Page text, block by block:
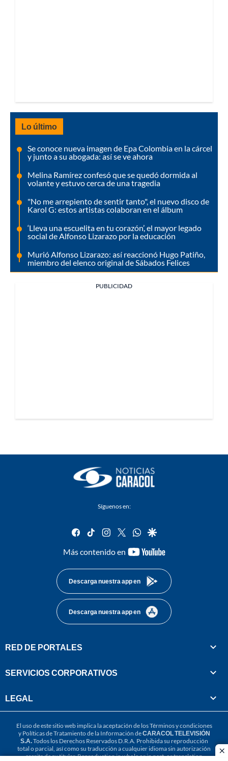
Lo último
Se conoce nueva imagen de Epa Colombia en la cárcel
y junto a su abogada: así se ve ahora
Melina Ramírez confesó que se quedó dormida al
volante y estuvo cerca de una tragedia
"No me arrepiento de sentir tanto", el nuevo disco de
Karol G: estos artistas colaboran en el álbum
‘Lleva una escuelita en tu corazón’, el mayor legado
social de Alfonso Lizarazo por la educación
Murió Alfonso Lizarazo: así reaccionó Hugo Patiño,
miembro del elenco original de Sábados Felices
PUBLICIDAD
Síguenos en:
facebook
tiktok instagram
twitterwhatsapp
google
Más contenido en
youtube-
Descarga nuestra app en
Descarga nuestra app en
RED DE PORTALES
SERVICIOS CORPORATIVOS
LEGAL
El uso de este sitio web implica la aceptación de losTérminos y condiciones
y Políticas de Tratamiento de la Información deCARACOL TELEVISIÓN
S.A.Todos los Derechos Reservados D.R.A. Prohibida su reproducción
total o parcial, así como su traducción a cualquier idioma sin autorización
escrita de su titular. Reproduction in whole or in part, or translation